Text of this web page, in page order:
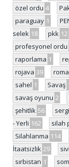
özel ordu 4
paraguay 1
selek 18 pkk 12
profesyonel ordu
raporlama 1
rojava 39
sahel 1 Savaş
savaş oyunu 2
şehitlik 56 sergi
- Yerli 162 silah
Silahlanma 114
İtaatsizlik 29
sırbistan 1